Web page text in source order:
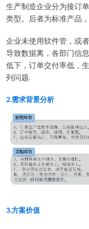
生产制造企业分为接订
类型。后者为标准产品
企业未使用软件管，或
导致数据离，各部门信
低下，订单交付率低，
列问题.
2.需求背景分析
3.方案价值